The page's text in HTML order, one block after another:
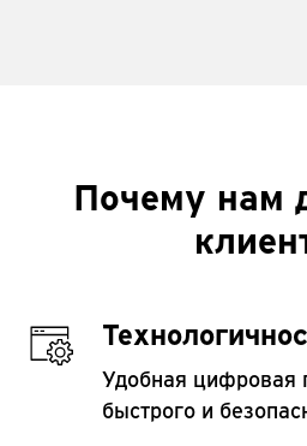
Почему нам
Удобная цифровая
быстрого и